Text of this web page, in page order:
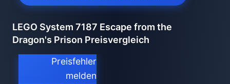
LEGO System 7187 Escape from the
Dragon's Prison Preisvergleich
Preisfehler
melden